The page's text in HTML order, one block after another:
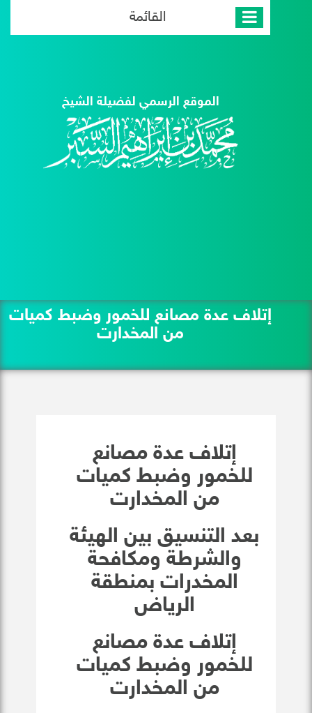
القائمة
الموقع الرسمي لفضيلة الشيخ
إتلاف عدة مصانع للخمور وضبط كميات
من المخدارت
إتلاف عدة مصانع
للخمور وضبط كميات
من المخدارت
بعد التنسيق بين الهيئة
والشرطة ومكافحة
المخدرات بمنطقة
الرياض
إتلاف عدة مصانع
للخمور وضبط كميات
من المخدارت